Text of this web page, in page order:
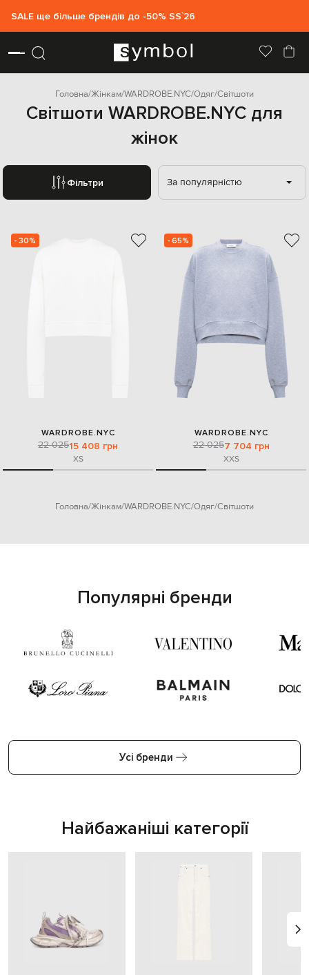
SALE ще більше брендів до -50% SS`26
Головна Жінкам WARDROBE.NYC Одяг Світшоти
Світшоти WARDROBE.NYC для
жінок
Фільтри За популярністю
- 30%
WARDROBE.NYC
22 02515 408 грн
XS
- 65%
WARDROBE.NYC
22 0257 704 грн
XXS
Головна Жінкам WARDROBE.NYC Одяг Світшоти
Популярні бренди
Усі бренди
Найбажаніші категорії